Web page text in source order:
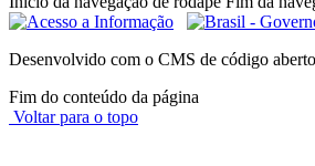
Desenvolvido com o CMS de código aberto
Fim do conteúdo da página
Voltar para o topo